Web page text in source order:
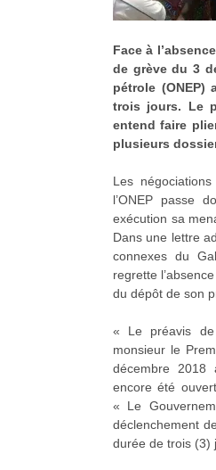
Face à
de grève du 3
pétrole (ONEP)
trois jours. Le
entend faire
plusieurs
Les
l’ONEP passe
exécution sa
Dans une lettre
connexes du
regrette
du dépôt de son
« Le préavis de
monsieur le
décembre 2018
encore été
« Le
déclenchement
durée de trois (3)